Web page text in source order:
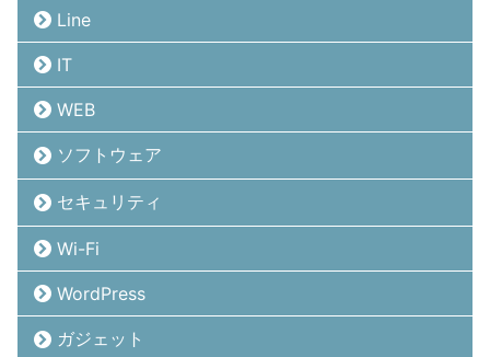
Line
IT
WEB
ソフトウェア
セキュリティ
Wi-Fi
WordPress
ガジェット